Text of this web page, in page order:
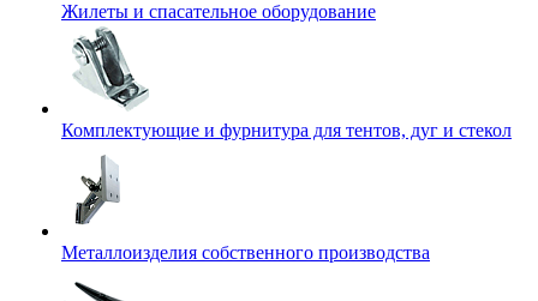
Жилеты и спасательное оборудование
Комплектующие и фурнитура для тентов, дуг и стекол
Металлоизделия собственного производства